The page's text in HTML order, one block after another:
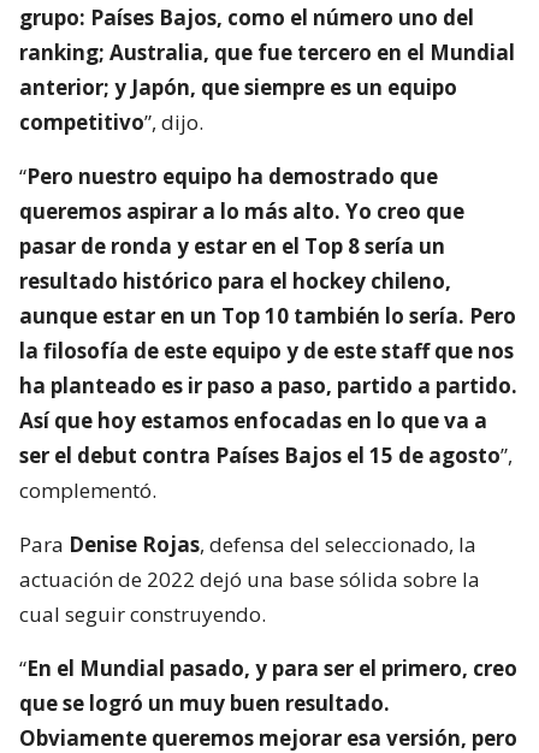
grupo: Países Bajos, como el número uno del
ranking; Australia, que fue tercero en el Mundial
anterior; y Japón, que siempre es un equipo
competitivo”, dijo.
“Pero nuestro equipo ha demostrado que
queremos aspirar a lo más alto. Yo creo que
pasar de ronda y estar en el Top 8 sería un
resultado histórico para el hockey chileno,
aunque estar en un Top 10 también lo sería. Pero
la filosofía de este equipo y de este staff que nos
ha planteado es ir paso a paso, partido a partido.
Así que hoy estamos enfocadas en lo que va a
ser el debut contra Países Bajos el 15 de agosto”,
complementó.
Para Denise Rojas, defensa del seleccionado, la
actuación de 2022 dejó una base sólida sobre la
cual seguir construyendo.
“En el Mundial pasado, y para ser el primero, creo
que se logró un muy buen resultado.
Obviamente queremos mejorar esa versión, pero